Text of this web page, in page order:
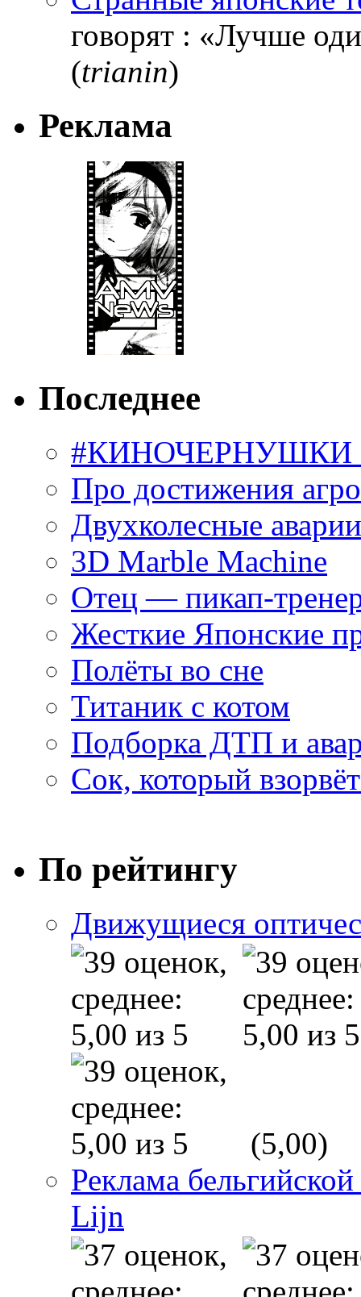
говорят : «Лучше
(trianin)
Реклама
Последнее
#КИНОЧЕРНУШКИ
Про достижения
Двухколесные
3D Marble Machine
Отец — пикап-
Жесткие Японские
Полёты во сне
Титаник с котом
Подборка ДТП и
Сок, который
По рейтингу
Движущиеся
(5,00)
Реклама
Lijn